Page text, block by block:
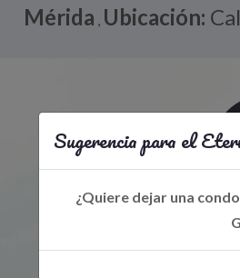
Mérida , Ubicación:
Libro
Sugerencia para el
¿Quiere dejar una